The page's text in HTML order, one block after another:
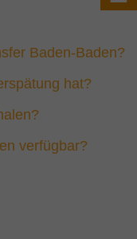
Baden-Baden?
hat?
verfügbar?